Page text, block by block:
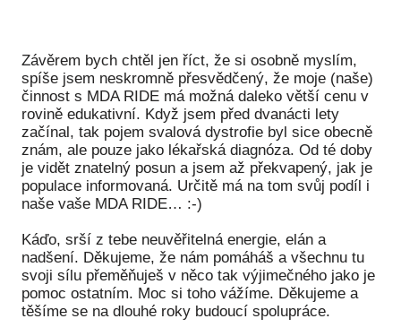
Závěrem bych chtěl jen říct, že si osobně myslím,
spíše jsem neskromně přesvědčený, že moje (naše)
činnost s MDA RIDE má možná daleko větší cenu v
rovině edukativní. Když jsem před dvanácti lety
začínal, tak pojem svalová dystrofie byl sice obecně
znám, ale pouze jako lékařská diagnóza. Od té doby
je vidět znatelný posun a jsem až překvapený, jak je
populace informovaná. Určitě má na tom svůj podíl i
naše vaše MDA RIDE… :-)
Káďo, srší z tebe neuvěřitelná energie, elán a
nadšení. Děkujeme, že nám pomáháš a všechnu tu
svoji sílu přeměňuješ v něco tak výjimečného jako je
pomoc ostatním. Moc si toho vážíme. Děkujeme a
těšíme se na dlouhé roky budoucí spolupráce.